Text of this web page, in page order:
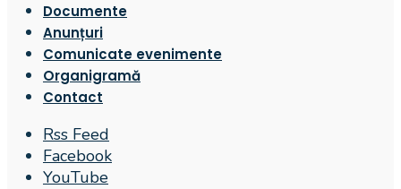
Documente
Anunțuri
Comunicate evenimente
Organigramă
Contact
Rss Feed
Facebook
YouTube